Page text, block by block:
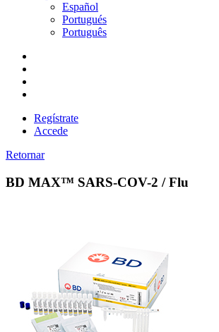
Español
Portugués
Português
Regístrate
Accede
Retornar
BD MAX™ SARS-COV-2 / Flu